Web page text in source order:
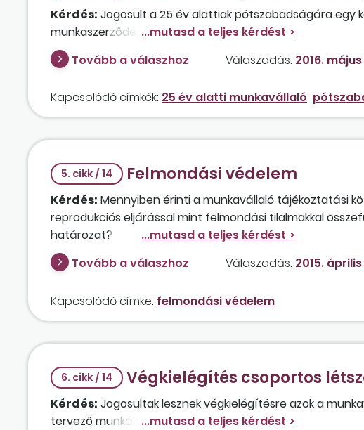
Kérdés: Jogosult a 25 év alattiak pótszabadságára
munkaszerződés alapján dolgozó munkavállaló?
Tovább a válaszhoz
Válaszadás: 2016.
Kapcsolódó címkék: 25 év alatti munkavállaló
5. cikk / 14 Felmondási védelem
Kérdés: Mennyiben érinti a munkavállaló tájékoztatási
reprodukciós eljárással mint felmondási tilalmakkal
határozat?
Tovább a válaszhoz
Válaszadás: 2015.
Kapcsolódó címke: felmondási védelem
6. cikk / 14 Végkielégítés csoportos
Kérdés: Jogosultak lesznek végkielégítésre azok a
tervező munkáltató által felajánlott 20 százalékos